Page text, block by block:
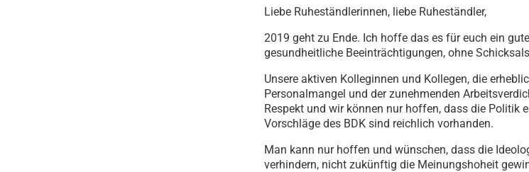
Liebe Ruheständlerinnen, liebe Ruheständler,
2019 geht zu Ende. Ich hoffe das es für euch ein
gesundheitliche Beeinträchtigungen, ohne
Unsere aktiven Kolleginnen und Kollegen, die
Personalmangel und der zunehmenden
Respekt und wir können nur hoffen, dass die Politik
Vorschläge des BDK sind reichlich vorhanden.
Man kann nur hoffen und wünschen, dass die
verhindern, nicht zukünftig die Meinungshoheit